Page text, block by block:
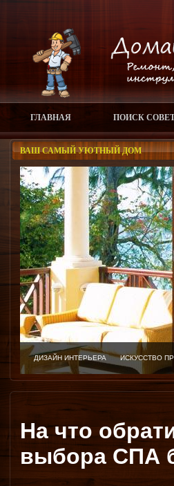
ГЛАВНАЯ ПОИСК
ВАШ САМЫЙ УЮТНЫЙ ДОМ
ДИЗАЙН ИНТЕРЬЕРА ИСКУССТВО
На что
выбора СПА